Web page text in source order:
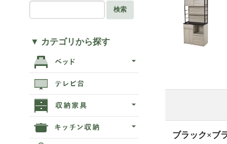
ブラック×ブ
検索
▼ カテゴリから探す